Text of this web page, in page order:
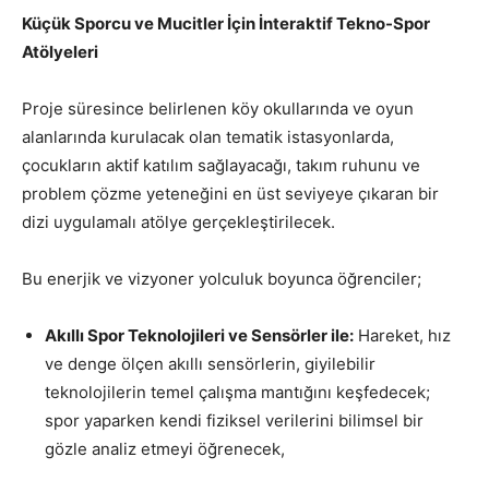
Küçük Sporcu ve Mucitler İçin İnteraktif Tekno-Spor
Atölyeleri
Proje süresince belirlenen köy okullarında ve oyun
alanlarında kurulacak olan tematik istasyonlarda,
çocukların aktif katılım sağlayacağı, takım ruhunu ve
problem çözme yeteneğini en üst seviyeye çıkaran bir
dizi uygulamalı atölye gerçekleştirilecek.
Bu enerjik ve vizyoner yolculuk boyunca öğrenciler;
Akıllı Spor Teknolojileri ve Sensörler ile: Hareket, hız
ve denge ölçen akıllı sensörlerin, giyilebilir
teknolojilerin temel çalışma mantığını keşfedecek;
spor yaparken kendi fiziksel verilerini bilimsel bir
gözle analiz etmeyi öğrenecek,